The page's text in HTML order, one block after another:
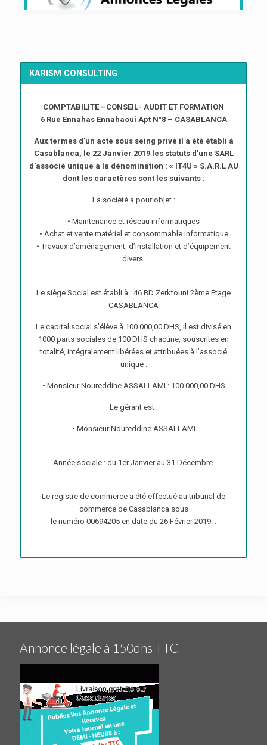
KARISM CONSULTING
COMPTABILITE –CONSEIL- AUDIT ET FORMATION
6 Rue Ennahas Ennahaoui Apt N°8 – CASABLANCA
Aux termes d’un acte sous seing privé il a été établi à
Casablanca, le 22 Janvier 2019 les statuts d’une SARL
d’associé unique à la dénomination : « IT4U » S.A.R.L AU
dont les caractères sont les suivants :
La société a pour objet :
• Maintenance et réseau informatiques
• Achat et vente matériel et consommable informatique
• Travaux d’aménagement, d’installation et d’équipement
divers.
Le siège Social est établi à : 46 BD Zerktouni 2ème Etage
CASABLANCA
Le capital social s’élève à 100 000,00 DHS, il est divisé en
1000 parts sociales de 100 DHS chacune, souscrites en
totalité, intégralement libérées et attribuées à l’associé
unique :
• Monsieur Noureddine ASSALLAMI : 100 000,00 DHS
Le gérant est :
• Monsieur Noureddine ASSALLAMI
Année sociale : du 1er Janvier au 31 Décembre.
Le registre de commerce a été effectué au tribunal de
commerce de Casablanca sous
le numéro 00694205 en date du 26 Février 2019. .
Annonce légale à 150dhs TTC